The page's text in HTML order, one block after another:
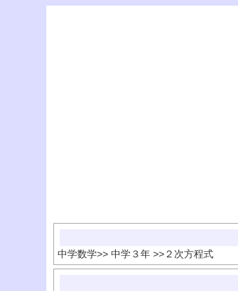
中学数学>> 中学３年 >>２次方程式